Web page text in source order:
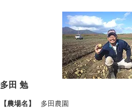
多田 勉
【農場名】 多田農園